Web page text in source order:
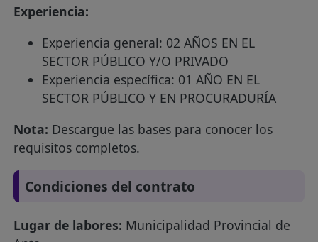
Experiencia:
Experiencia general: 02 AÑOS EN EL
SECTOR PÚBLICO Y/O PRIVADO
Experiencia específica: 01 AÑO EN EL
SECTOR PÚBLICO Y EN PROCURADURÍA
Nota: Descargue las bases para conocer los
requisitos completos.
Condiciones del contrato
Lugar de labores: Municipalidad Provincial de